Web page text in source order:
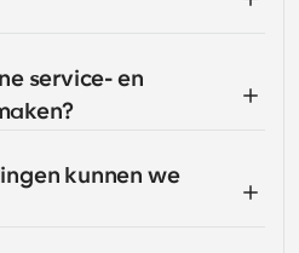
service- en
kunnen we